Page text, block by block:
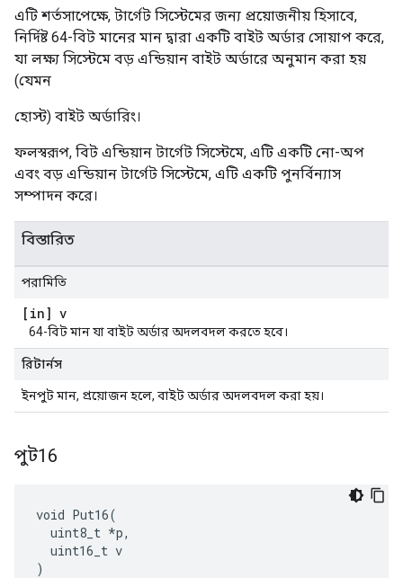
এটি শর্তসাপেক্ষে, টার্গেট সিস্টেমের জন্য প্রয়োজনীয় হিসাবে,
নির্দিষ্ট 64-বিট মানের মান দ্বারা একটি বাইট অর্ডার সোয়াপ করে,
যা লক্ষ্য সিস্টেমে বড় এন্ডিয়ান বাইট অর্ডারে অনুমান করা হয়
(যেমন
হোস্ট) বাইট অর্ডারিং।
ফলস্বরূপ, বিট এন্ডিয়ান টার্গেট সিস্টেমে, এটি একটি নো-অপ
এবং বড় এন্ডিয়ান টার্গেট সিস্টেমে, এটি একটি পুনর্বিন্যাস
সম্পাদন করে।
বিস্তারিত
পরামিতি
[in] v
64-বিট মান যা বাইট অর্ডার অদলবদল করতে হবে।
রিটার্নস
ইনপুট মান, প্রয়োজন হলে, বাইট অর্ডার অদলবদল করা হয়।
পুট16
void Put16(
  uint8_t *p,
  uint16_t v
)